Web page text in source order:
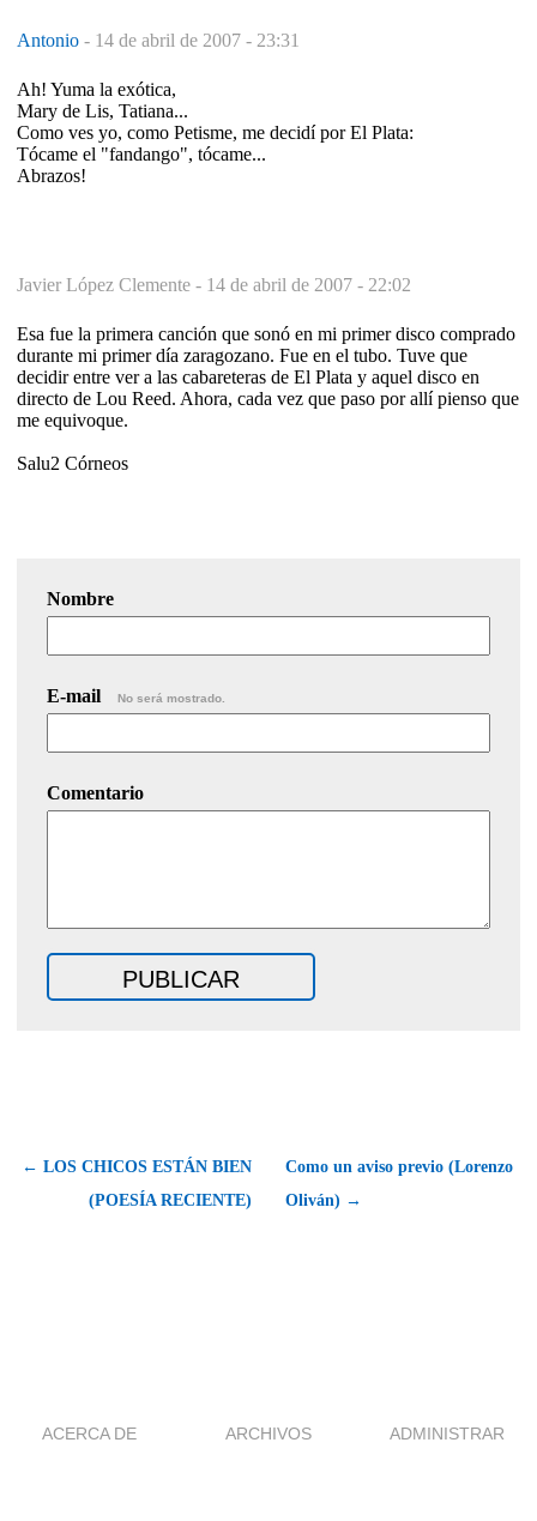
Antonio - 14 de abril de 2007 - 23:31
Ah! Yuma la exótica,
Mary de Lis, Tatiana...
Como ves yo, como Petisme, me decidí por El Plata:
Tócame el "fandango", tócame...
Abrazos!
Javier López Clemente - 14 de abril de 2007 - 22:02
Esa fue la primera canción que sonó en mi primer disco comprado
durante mi primer día zaragozano. Fue en el tubo. Tuve que
decidir entre ver a las cabareteras de El Plata y aquel disco en
directo de Lou Reed. Ahora, cada vez que paso por allí pienso que
me equivoque.
Salu2 Córneos
Nombre
E-mail No será mostrado.
Comentario
← LOS CHICOS ESTÁN BIEN
(POESÍA RECIENTE)
Como un aviso previo (Lorenzo
Oliván) →
ACERCA DE ARCHIVOS ADMINISTRAR